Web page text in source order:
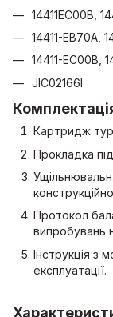
14411EC00B,
14411-EB70A,
14411-EC00B,
JIC02166I
Картридж
Прокладка
Протокол
випробувань
Інструкція з
експлуатації.